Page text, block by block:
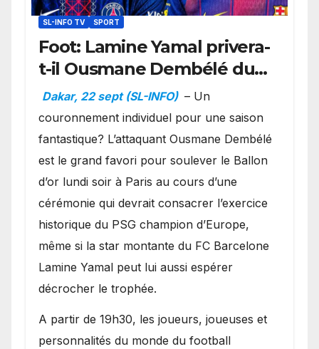
SL-INFO TV SPORT
Foot: Lamine Yamal privera-
t-il Ousmane Dembélé du
Ballon d’or ?
Dakar, 22 sept (SL-INFO) – Un
couronnement individuel pour une saison
fantastique? L’attaquant Ousmane Dembélé
est le grand favori pour soulever le Ballon
d’or lundi soir à Paris au cours d’une
cérémonie qui devrait consacrer l’exercice
historique du PSG champion d’Europe,
même si la star montante du FC Barcelone
Lamine Yamal peut lui aussi espérer
décrocher le trophée.
A partir de 19h30, les joueurs, joueuses et
personnalités du monde du football